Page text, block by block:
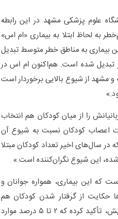
علوم پزشکی مشهد در این رابطه
کم‌خطر به لحاظ ابتلا به بیماری «ام اس»
بیماری به مناطق خطر متوسط تبدیل
تبدیل شده است. هم‌اکنون ام اس در
و مشهد از شیوع بالایی برخوردار است
را از میان کودکان هم انتخاب
تحقیقات اعصاب کودکان نسبت به شیوع آن
سال‌های اخیر تعداد کودکان مبتلا
این شیوع نگران‌کننده است.»
که این بیماری، همواره جوانان و
حکایت از گرفتار شدن کودکان هم
می‌دهد. محمدمهدی ناصحی، در توضیح گفته‌هایش، تأکید کرده که ۲ تا ۵ درصد موارد